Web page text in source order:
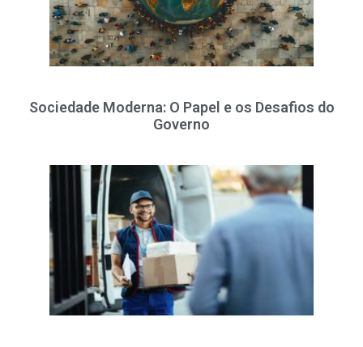
Sociedade Moderna: O Papel e os Desafios do
Governo